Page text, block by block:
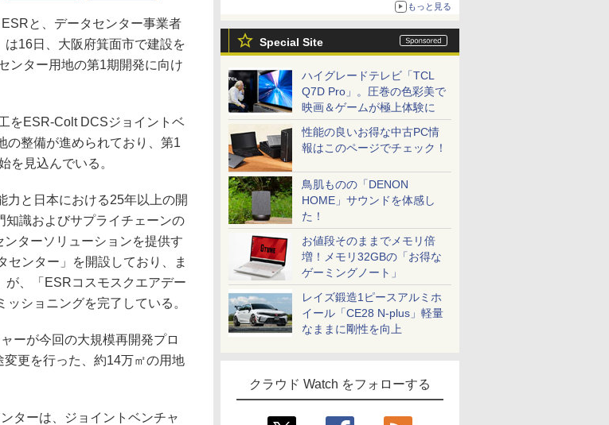
もっと見る
Special Site
ハイグレードテレビ「TCL
Q7D Pro」。圧巻の色彩美で
映画＆ゲームが極上体験に
性能の良いお得な中古PC情
報はこのページでチェック！
鳥肌ものの「DENON
HOME」サウンドを体感し
た！
お値段そのままでメモリ倍
増！メモリ32GBの「お得な
ゲーミングノート」
レイズ鍛造1ピースアルミホ
イール「CE28 N-plus」軽量
なままに剛性を向上
クラウド Watch をフォローする
と、データセンター事業者
16日、大阪府箕面市で建設を
ンター用地の第1期開発に向け
をESR-Colt DCSジョイントベ
の整備が進められており、第1
を見込んでいる。
と日本における25年以上の開
識およびサプライチェーンの
ターソリューションを提供す
センター」を開設しており、ま
が、「ESRコスモスクエアデー
ショニングを完了している。
ーが今回の大規模再開発プロ
更を行った、約14万㎡の用地
ターは、ジョイントベンチャ